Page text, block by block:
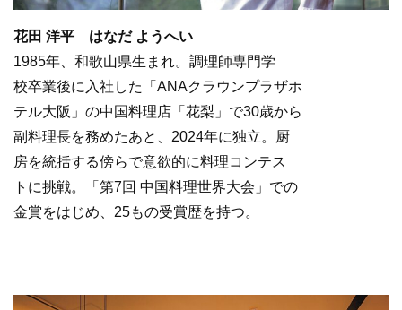
花田 洋平
はなだ ようへい
1985年、和歌山県生まれ。調理師専門学
校卒業後に入社した「ANAクラウンプラザホ
テル大阪」の中国料理店「花梨」で30歳から
副料理長を務めたあと、2024年に独立。厨
房を統括する傍らで意欲的に料理コンテス
トに挑戦。「第7回 中国料理世界大会」での
金賞をはじめ、25もの受賞歴を持つ。